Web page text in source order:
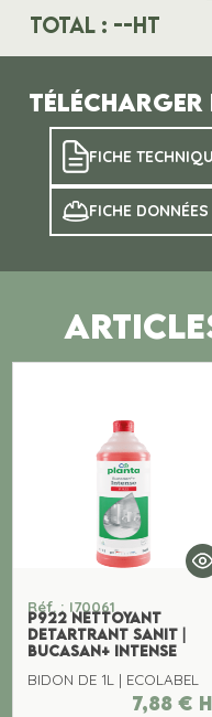
Total : --HT
FICHE
FICHE
Réf. : I70061
P922 NETTOYANT
DETARTRANT SANIT |
BUCASAN+ INTENSE
BIDON DE 1L | ECOLABEL
7,88 €